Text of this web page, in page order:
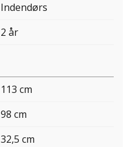
Indendørs
2 år
113 cm
98 cm
32,5 cm